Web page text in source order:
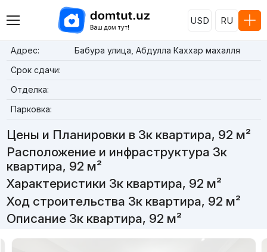
USD RU
Адрес:
Бабура улица, Абдулла Каххар махалля
Срок сдачи:
Отделка:
Парковка:
Цены и Планировки в 3к квартира, 92 м²
Расположение и инфраструктура 3к
квартира, 92 м²
Характеристики 3к квартира, 92 м²
Ход строительства 3к квартира, 92 м²
Описание 3к квартира, 92 м²